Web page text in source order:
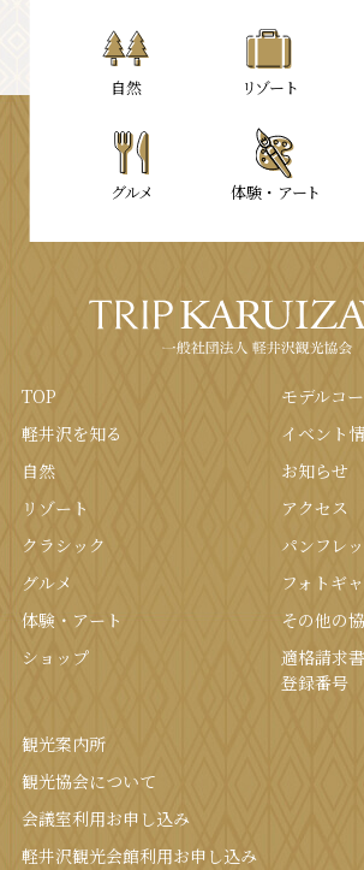
⾃然 リゾート
グルメ 体験・ アート
TOP
軽井沢を知る
⾃然
リゾート
クラシック
グルメ
体験・アート
ショップ
モデルコ
イベント
お知らせ
アクセス
パンフレ
フォトギ
その他の
適格請求
登録番号
観光案内所
観光協会について
会議室利⽤お申し込み
軽井沢観光会館利⽤お申し込み